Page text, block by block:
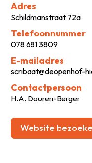
Adres
Schildmanstraat 72a
Telefoonnummer
078 681 3809
E-mailadres
scribaat@deopenhof-
Contactpersoon
H.A. Dooren-Berger
Website